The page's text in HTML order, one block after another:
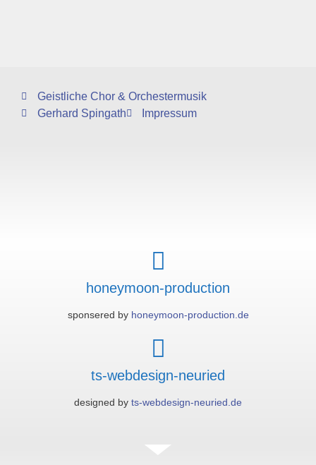
Geistliche Chor & Orchestermusik
Gerhard Spingath
Impressum
honeymoon-production
sponsered by honeymoon-production.de
ts-webdesign-neuried
designed by ts-webdesign-neuried.de